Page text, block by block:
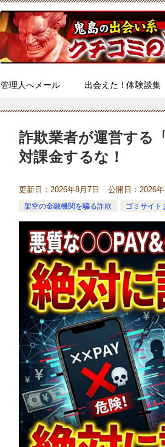
管理人へメール 出会えた！体験談集
詐欺業者が運営する
対課金するな！
更新日： 2026年8月7日 公開日： 2026
架空の金融機関を騙る詐欺 ゴミサイト